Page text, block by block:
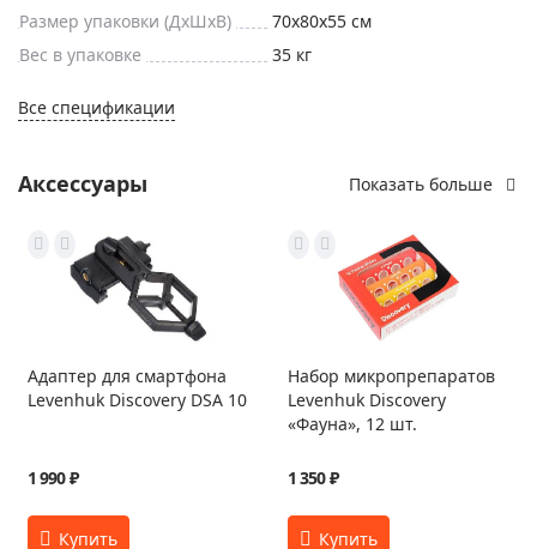
Размер упаковки (ДxШxВ)
70x80x55 см
Вес в упаковке
35 кг
Все спецификации
Аксессуары Показать больше
Адаптер для смартфона
Levenhuk Discovery DSA 10
1 990 ₽
Набор микропрепаратов
Levenhuk Discovery
«Фауна», 12 шт.
1 350 ₽